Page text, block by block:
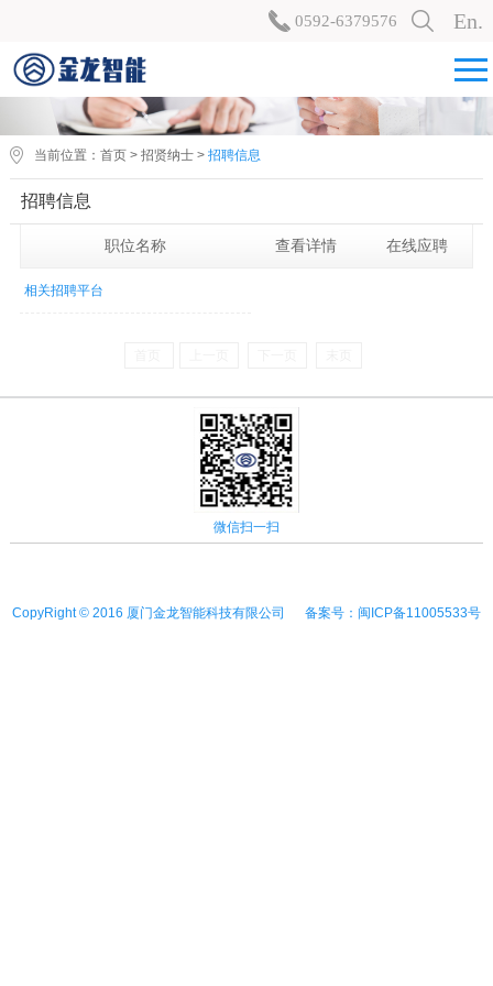
0592-6379576 En.
当前位置： 首页> 招贤纳士> 招聘信息
招聘信息
职位名称 查看详情 在线应聘
相关招聘平台
微信扫一扫
CopyRight © 2016 厦门金龙智能科技有限公司 备案号：闽ICP备11005533号